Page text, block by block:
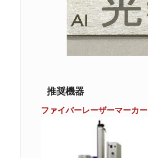
推奨機器
ファイバーレーザーマーカー